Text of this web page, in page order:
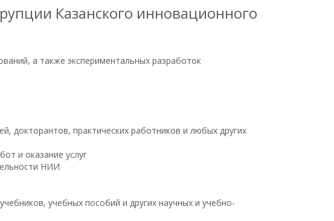
Казанского инновационного
а также экспериментальных разработок
докторантов, практических работников и любых других
и оказание услуг
НИИ
учебных пособий и других научных и учебно-